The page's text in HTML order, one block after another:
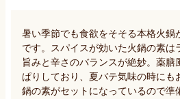
暑い季節でも食欲をそそる本格火鍋
です。スパイスが効いた火鍋の素は
旨みと辛さのバランスが絶妙。薬膳
ぱりしており、夏バテ気味の時にも
鍋の素がセットになっているので準